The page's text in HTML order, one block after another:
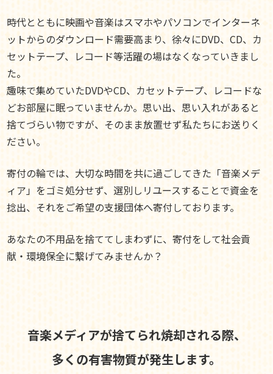
時代とともに映画や音楽はスマホやパソコンでインターネ
ットからのダウンロード需要高まり、徐々にDVD、CD、カ
セットテープ、レコード等活躍の場はなくなっていきまし
た。
趣味で集めていたDVDやCD、カセットテープ、レコードな
どお部屋に眠っていませんか。思い出、思い入れがあると
捨てづらい物ですが、そのまま放置せず私たちにお送りく
ださい。
寄付の輪では、大切な時間を共に過ごしてきた「音楽メデ
ィア」をゴミ処分せず、選別しリユースすることで資金を
捻出、それをご希望の支援団体へ寄付しております。
あなたの不用品を捨ててしまわずに、寄付をして社会貢
献・環境保全に繋げてみませんか？
音楽メディアが捨てられ焼却される際、
多くの有害物質が発生します。